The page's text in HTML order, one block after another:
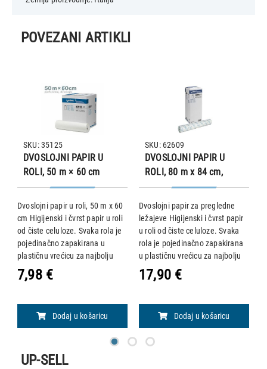
POVEZANI ARTIKLI
DVOSLOJNI PAPIR U
ROLI, 50 m × 60 cm
Dvoslojni papir u roli, 50 m x 60
cm Higijenski i čvrst papir u roli
od čiste celuloze. Svaka rola je
pojedinačno zapakirana u
plastičnu vrećicu za najbolju
zaštitu. Atoksičan. Proizveden u
Italiji. Tehničke specifikacije: •
SKU: 35125
7,98 €
Dodaj u košaricu
DVOSLOJNI PAPIR U
ROLI, 80 m x 84 cm,
perforirani
Dvoslojni papir za pregledne
ležajeve Higijenski i čvrst papir
u roli od čiste celuloze. Svaka
rola je pojedinačno zapakirana
u plastičnu vrećicu za najbolju
zaštitu. Atoksičan. Proizveden u
Italiji.
SKU: 62609
17,90 €
Dodaj u košaricu
UP-SELL